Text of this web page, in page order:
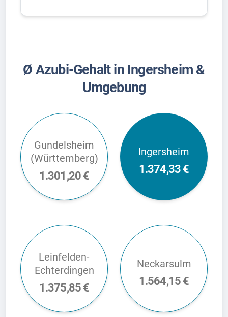
Ø Azubi-Gehalt in Ingersheim &
Umgebung
Gundelsheim
(Württemberg)
1.301,20 €
Ingersheim
1.374,33 €
Leinfelden-
Echterdingen
1.375,85 €
Neckarsulm
1.564,15 €